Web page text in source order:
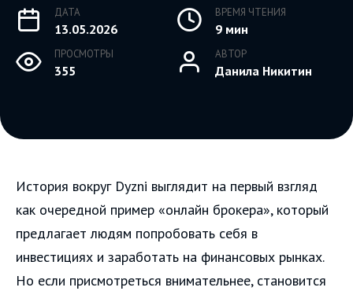
ДАТА
13.05.2026
ВРЕМЯ ЧТЕНИЯ
9 мин
ПРОСМОТРЫ
355
АВТОР
Данила Никитин
История вокруг Dyzni выглядит на первый взгляд
как очередной пример «онлайн брокера», который
предлагает людям попробовать себя в
инвестициях и заработать на финансовых рынках.
Но если присмотреться внимательнее, становится